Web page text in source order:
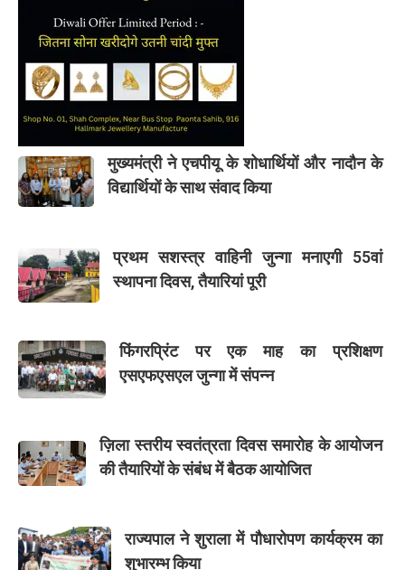
मुख्यमंत्री ने एचपीयू के शोधार्थियों और नादौन के
विद्यार्थियों के साथ संवाद किया
प्रथम सशस्त्र वाहिनी जुन्गा मनाएगी 55वां
स्थापना दिवस, तैयारियां पूरी
फिंगरप्रिंट पर एक माह का प्रशिक्षण
एसएफएसएल जुन्गा में संपन्न
ज़िला स्तरीय स्वतंत्रता दिवस समारोह के आयोजन
की तैयारियों के संबंध में बैठक आयोजित
राज्यपाल ने शुराला में पौधारोपण कार्यक्रम का
शुभारम्भ किया